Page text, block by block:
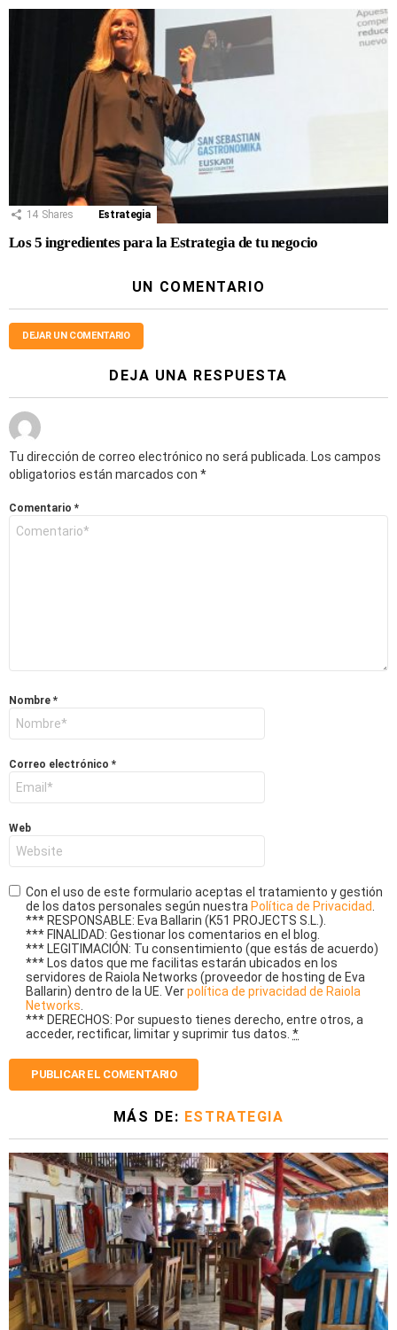
14 Shares Estrategia
Los 5 ingredientes para la Estrategia de tu negocio
UN COMENTARIO
DEJAR UN COMENTARIO
DEJA UNA RESPUESTA
Tu dirección de correo electrónico no será publicada. Los campos
obligatorios están marcados con *
Comentario *
Nombre *
Correo electrónico *
Web
Con el uso de este formulario aceptas el tratamiento y gestión
de los datos personales según nuestra Política de Privacidad
*** RESPONSABLE: Eva Ballarin (K51 PROJECTS S.L.).
*** FINALIDAD: Gestionar los comentarios en el blog.
*** LEGITIMACIÓN: Tu consentimiento (que estás de acuerdo)
*** Los datos que me facilitas estarán ubicados en los
servidores de Raiola Networks (proveedor de hosting de Eva
Ballarin) dentro de la UE. Verpolítica de privacidad de Raiola
Networks
*** DERECHOS: Por supuesto tienes derecho, entre otros, a
acceder, rectificar, limitar y suprimir tus datos. *
MÁS DE: ESTRATEGIA